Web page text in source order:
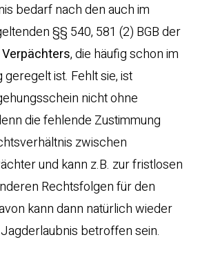
bedarf nach den auch im
§§ 540, 581 (2) BGB der
, die häufig schon im
ist. Fehlt sie, ist
nicht ohne
die fehlende Zustimmung
zwischen
und kann z.B. zur fristlosen
Rechtsfolgen für den
kann dann natürlich wieder
betroffen sein.